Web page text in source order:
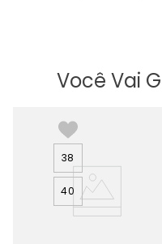
Você Vai
38
40